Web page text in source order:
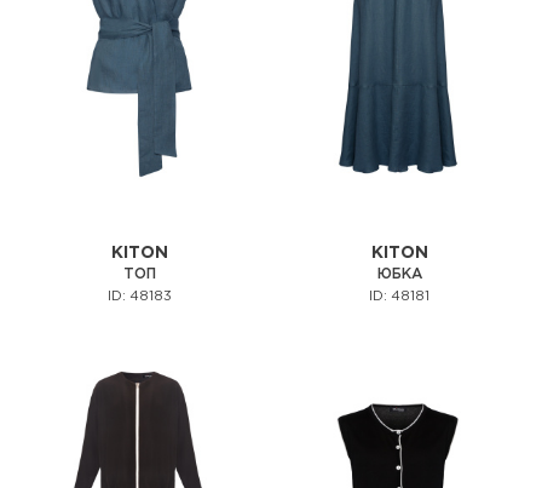
KITON
ТОП
ID: 48183
KITON
ЮБКА
ID: 48181